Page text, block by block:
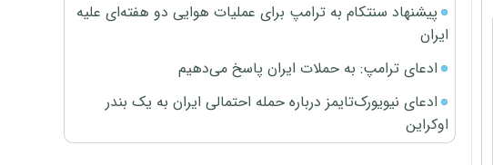
پیشنهاد سنتکام به ترامپ برای عملیات هوایی دو هفته‌ای علیه
ایران
ادعای ترامپ: به حملات ایران پاسخ می‌دهیم
ادعای نیویورک‌تایمز درباره حمله احتمالی ایران به یک بندر
اوکراین